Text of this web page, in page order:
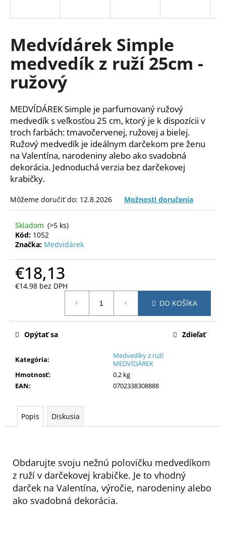
Medvídárek Simple
medvedík z ruží 25cm -
ružový
MEDVÍDÁREK Simple je parfumovaný ružový
medvedík s veľkosťou 25 cm, ktorý je k dispozícii v
troch farbách: tmavočervenej, ružovej a bielej.
Ružový medvedík je ideálnym darčekom pre ženu
na Valentína, narodeniny alebo ako svadobná
dekorácia. Jednoduchá verzia bez darčekovej
krabičky.
Môžeme doručiť do: 12.8.2026 Možnosti doručenia
Skladom (>5 ks)
Kód: 1052
Značka: Medvídárek
€18,13
€14,98 bez DPH
DO KOŠÍKA
Kategória:
Medvedíky z ruží
MEDVÍDÁREK
Hmotnosť:
0.2 kg
EAN: 0702338308888
Opýtať sa Zdieľať
Popis Diskusia
Obdarujte svoju nežnú polovičku medvedíkom
z ruží v darčekovej krabičke. Je to vhodný
darček na Valentína, výročie, narodeniny alebo
ako svadobná dekorácia.
s
ť
?
HĽADAŤ
O
d
p
o
r
a
m
e